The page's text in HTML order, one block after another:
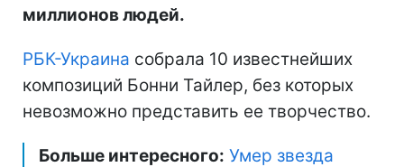
миллионов людей.
РБК-Украина собрала 10 известнейших
композиций Бонни Тайлер, без которых
невозможно представить ее творчество.
Больше интересного: Умер звезда